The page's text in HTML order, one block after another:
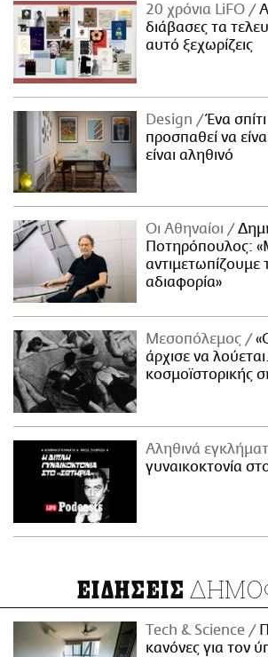
20 χρόνια LiFO
διάβασες τα
αυτό ξεχωρίζεις
Design
Ένα
προσπαθεί να
είναι αληθινό
Οι Αθηναίοι
Ποτηρόπουλος:
αντιμετωπίζουμε
αδιαφορία»
Μεσοπόλεμος
άρχισε να
κοσμοϊστορικής
Αληθινά
γυναικοκτονία
ΕΙΔΗΣΕΙΣ
Τech & Science
κανόνες για τον